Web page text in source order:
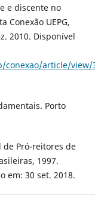
e discente no
Conexão UEPG,
2010. Disponível
article/view/
Porto
de Pró-reitores de
1997.
em: 30 set. 2018.